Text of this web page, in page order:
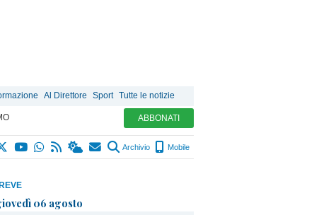
Al Direttore Sport Tutte le notizie
ABBONATI
Archivio Mobile
06 agosto